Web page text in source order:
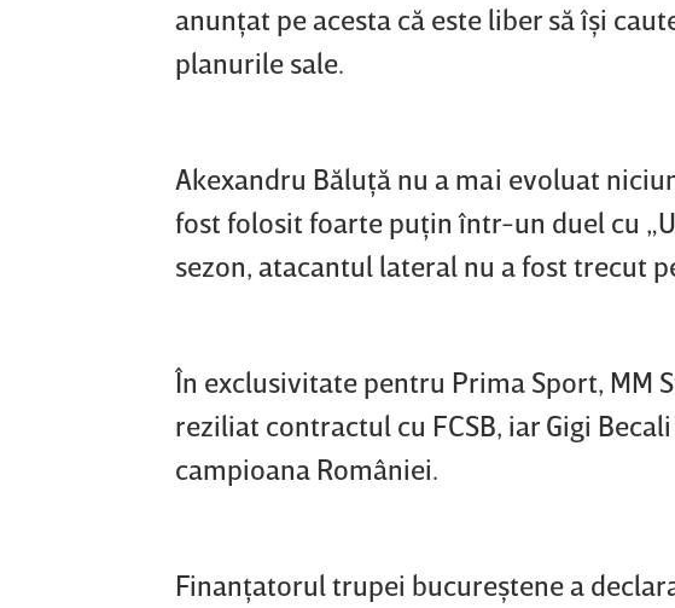
anunţat pe acesta că este liber să îşi
planurile sale.
Akexandru Băluţă nu a mai evoluat
fost folosit foarte puţin într-un duel cu
sezon, atacantul lateral nu a fost trecut
În exclusivitate pentru Prima Sport, MM
reziliat contractul cu FCSB, iar Gigi
campioana României.
Finanţatorul trupei bucureştene a